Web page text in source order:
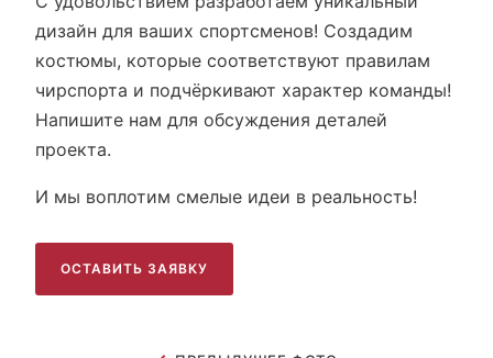
дизайн для ваших спортсменов! Создадим
костюмы, которые соответствуют правилам
чирспорта и подчёркивают характер команды!
Напишите нам для обсуждения деталей
проекта.
И мы воплотим смелые идеи в реальность!
ОСТАВИТЬ ЗАЯВКУ